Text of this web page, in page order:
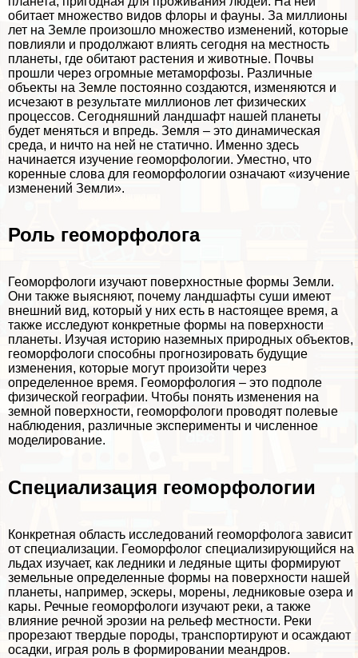
обитает множество видов флоры и фауны. За миллионы
лет на Земле произошло множество изменений, которые
повлияли и продолжают влиять сегодня на местность
планеты, где обитают растения и животные. Почвы
прошли через огромные метаморфозы. Различные
объекты на Земле постоянно создаются, изменяются и
исчезают в результате миллионов лет физических
процессов. Сегодняшний ландшафт нашей планеты
будет меняться и впредь. Земля – это ​​динамическая
среда, и ничто на ней не статично. Именно здесь
начинается изучение геоморфологии. Уместно, что
коренные слова для геоморфологии означают «изучение
изменений Земли».
Роль геоморфолога
Геоморфологи изучают поверхностные формы Земли.
Они также выясняют, почему ландшафты суши имеют
внешний вид, который у них есть в настоящее время, а
также исследуют конкретные формы на поверхности
планеты. Изучая историю наземных природных объектов,
геоморфологи способны прогнозировать будущие
изменения, которые могут произойти через
определенное время. Геоморфология – это подполе
физической географии. Чтобы понять изменения на
земной поверхности, геоморфологи проводят полевые
наблюдения, различные эксперименты и численное
моделирование.
Специализация геоморфологии
Конкретная область исследований геоморфолога зависит
от специализации. Геоморфолог специализирующийся на
льдах изучает, как ледники и ледяные щиты формируют
земельные определенные формы на поверхности нашей
планеты, например, эскеры, морены, ледниковые озера и
кары. Речные геоморфологи изучают реки, а также
влияние речной эрозии на рельеф местности. Реки
прорезают твердые породы, трaнcпортируют и осаждают
осадки, играя роль в формировании меандров.